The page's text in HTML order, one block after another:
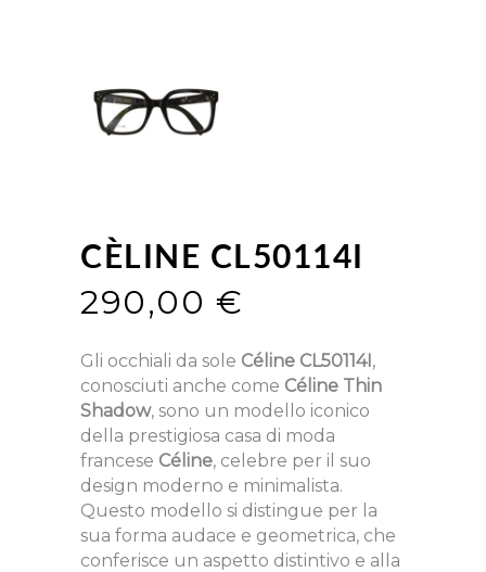
CÈLINE CL50114I
290,00 €
Gli occhiali da sole Céline CL50114I,
conosciuti anche come Céline Thin
Shadow, sono un modello iconico
della prestigiosa casa di moda
francese Céline, celebre per il suo
design moderno e minimalista.
Questo modello si distingue per la
sua forma audace e geometrica, che
conferisce un aspetto distintivo e alla